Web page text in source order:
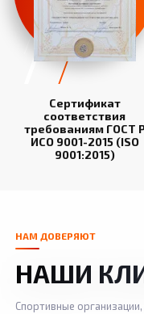
Сертификат
соответствия
требованиям ГОСТ
ИСО 9001-2015 (ISO
9001:2015)
НАМ ДОВЕРЯЮТ
НАШИ
Спортивные